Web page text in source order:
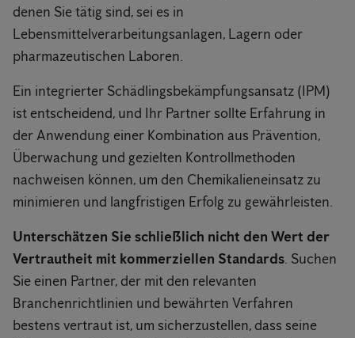
denen Sie tätig sind, sei es in
Lebensmittelverarbeitungsanlagen, Lagern oder
pharmazeutischen Laboren.
Ein integrierter Schädlingsbekämpfungsansatz (IPM)
ist entscheidend, und Ihr Partner sollte Erfahrung in
der Anwendung einer Kombination aus Prävention,
Überwachung und gezielten Kontrollmethoden
nachweisen können, um den Chemikalieneinsatz zu
minimieren und langfristigen Erfolg zu gewährleisten.
Unterschätzen Sie schließlich nicht den Wert der
Vertrautheit mit kommerziellen Standards. Suchen
Sie einen Partner, der mit den relevanten
Branchenrichtlinien und bewährten Verfahren
bestens vertraut ist, um sicherzustellen, dass seine